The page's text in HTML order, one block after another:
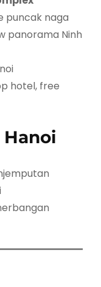
puncak naga
panorama Ninh
hotel, free